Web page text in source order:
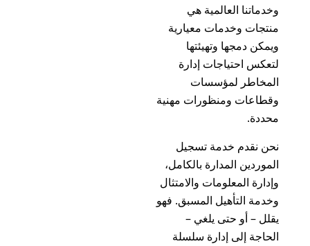
وخدماتنا العالمية هي
منتجات وخدمات معيارية
ويمكن دمجها وتهيئتها
لتعكس احتياجات إدارة
المخاطر لمؤسسات
وقطاعات ومنظورات مهنية
محددة.
نحن نقدم خدمة تسجيل
الموردين المدارة بالكامل،
وإدارة المعلومات والامتثال
وخدمة التأهيل المسبق. فهو
يقلل – أو حتى يلغي –
الحاجة إلى إدارة سلسلة